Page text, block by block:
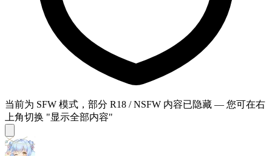
当前为 SFW 模式，部分 R18 / NSFW 内容已隐藏 — 您可在右
上角切换 "显示全部内容"